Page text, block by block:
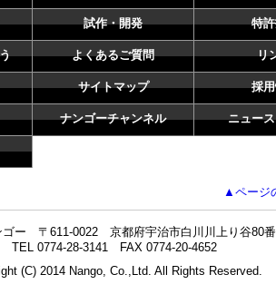
試作・開発 特
よくあるご質問 リ
サイトマップ 採
ナンゴーチャンネル ニュー
▲ページ
ゴー 〒611-0022 京都府宇治市白川川上り谷80
TEL 0774-28-3141 FAX 0774-20-4652
(C) 2014 Nango, Co.,Ltd. All Rights Reserved.